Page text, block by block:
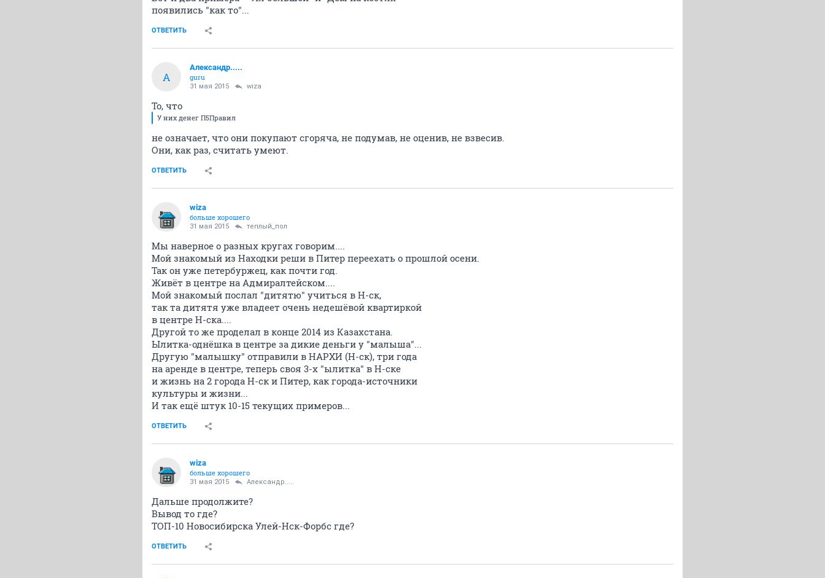
появились "как то"...
ОТВЕТИТЬ
А
Александр.....
guru
31 мая 2015 wiza
То, что
У них денег П5Правил
не означает, что они покупают сгоряча, не подумав, не оценив, не взвесив.
Они, как раз, считать умеют.
ОТВЕТИТЬ
wiza
больше хорошего
31 мая 2015 теплый_пол
Мы наверное о разных кругах говорим....
Мой знакомый из Находки реши в Питер переехать о прошлой осени.
Так он уже петербуржец, как почти год.
Живёт в центре на Адмиралтейском....
Мой знакомый послал "дитятю" учиться в Н-ск,
так та дитятя уже владеет очень недешёвой квартиркой
в центре Н-ска....
Другой то же проделал в конце 2014 из Казахстана.
Ылитка-однёшка в центре за дикие деньги у "малыша"...
Другую "малышку" отправили в НАРХИ (Н-ск), три года
на аренде в центре, теперь своя 3-х "ылитка" в Н-ске
и жизнь на 2 города Н-ск и Питер, как города-источники
культуры и жизни...
И так ещё штук 10-15 текущих примеров...
ОТВЕТИТЬ
wiza
больше хорошего
31 мая 2015 Александр.....
Дальше продолжите?
Вывод то где?
ТОП-10 Новосибирска Улей-Нск-Форбс где?
ОТВЕТИТЬ